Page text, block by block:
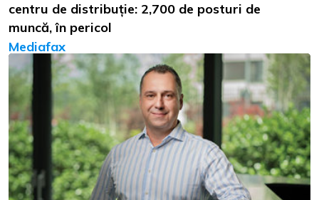
centru de distribuție: 2,700 de posturi de
muncă, în pericol
Mediafax